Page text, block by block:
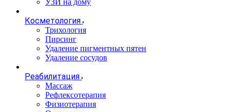
УЗИ на дому
Косметология
Трихология
Пирсинг
Удаление пигментных пятен
Удаление сосудов
Реабилитация
Массаж
Рефлексотерапия
Физиотерапия